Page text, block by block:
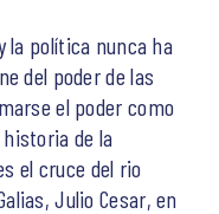
la política nunca ha
del poder de las
el poder como
de la
el cruce del rio
Julio Cesar, en